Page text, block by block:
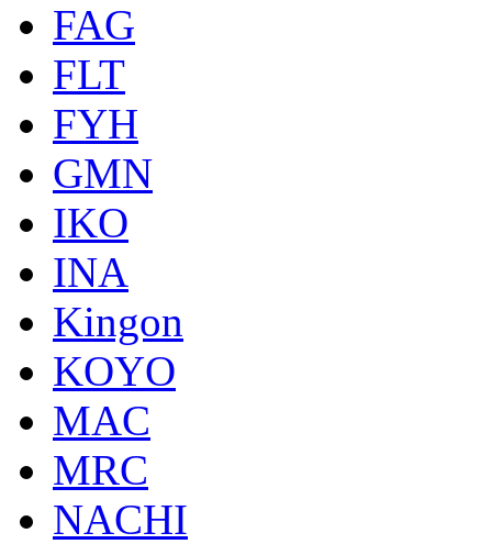
FAG
FLT
FYH
GMN
IKO
INA
Kingon
KOYO
MAC
MRC
NACHI